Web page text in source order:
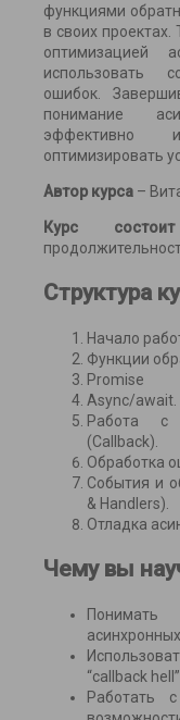
функциями
в своих
оптимизацией
использовать
ошибок.
понимание
эффективно
оптимизировать
Автор курса –
Курс
Структура
Начало
Функции
Promise
Async/await.
Работа с
(Callback).
Обработка
События и
& Handlers).
Отладка
Чему вы
Понимать
“callback
Работать